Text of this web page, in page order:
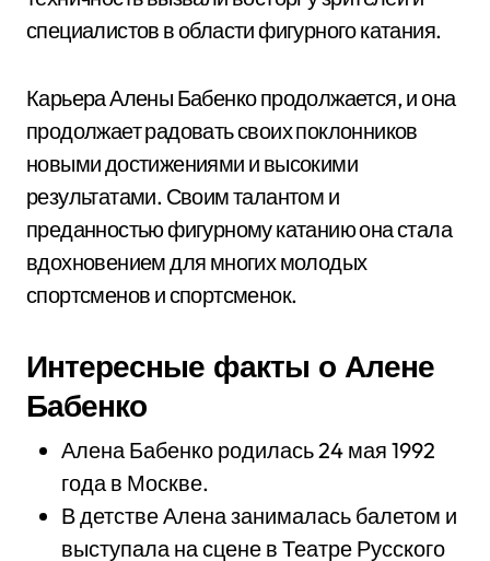
специалистов в области фигурного катания.
Карьера Алены Бабенко продолжается, и она
продолжает радовать своих поклонников
новыми достижениями и высокими
результатами. Своим талантом и
преданностью фигурному катанию она стала
вдохновением для многих молодых
спортсменов и спортсменок.
Интересные факты о Алене
Бабенко
Алена Бабенко родилась 24 мая 1992
года в Москве.
В детстве Алена занималась балетом и
выступала на сцене в Театре Русского